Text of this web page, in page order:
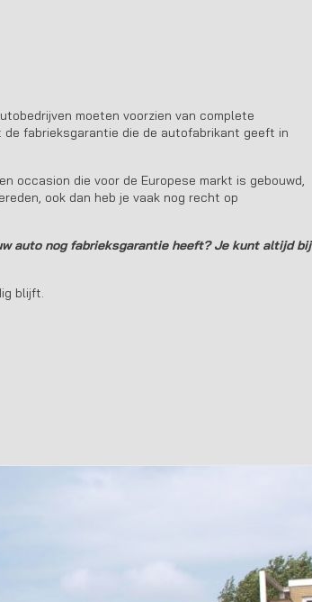
moeten voorzien van complete
fabrieksgarantie die de autofabrikant geeft in
occasion die voor de Europese markt is gebouwd,
ook dan heb je vaak nog recht op
auto nog fabrieksgarantie heeft? Je kunt altijd bij
blijft.